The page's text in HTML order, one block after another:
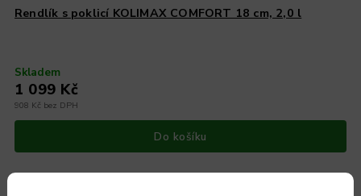
Rendlík s poklicí KOLIMAX COMFORT 18 cm, 2,0 l
Skladem
908 Kč bez DPH
1 099 Kč
Do košíku